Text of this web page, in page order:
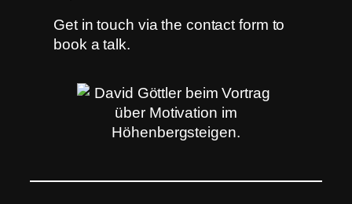
Get in touch via the contact form to
book a talk.